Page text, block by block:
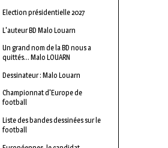
Election présidentielle 2027
L'auteur BD Malo Louarn
Un grand nom de la BD nous a
quittés… Malo LOUARN
Dessinateur : Malo Louarn
Championnat d'Europe de
football
Liste des bandes dessinées sur le
football